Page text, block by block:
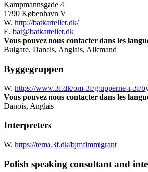
Kampmannsgade 4
1790 København V
W. http://batkartellet.dk/
E. bat@batkartellet.dk
Vous pouvez nous contacter dans les
Bulgare, Danois, Anglais, Allemand
Byggegruppen
W. https://www.3f.dk/om-3f/grupperne-i-3f/
Vous pouvez nous contacter dans les
Danois, Anglais
Interpreters
W. https://tema.3f.dk/bjmfimmigrant
Polish speaking consultant and